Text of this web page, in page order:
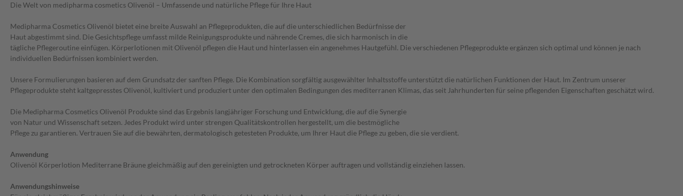
Die Welt von medipharma cosmetics Olivenöl – Umfassende und natürliche Pflege für Ihre Haut
Medipharma Cosmetics Olivenöl bietet eine breite Auswahl an Pflegeprodukten, die auf die unterschiedlichen Bedürfnisse der
Haut abgestimmt sind. Die Gesichtspflege umfasst milde Reinigungsprodukte und nährende Cremes, die sich harmonisch in die
tägliche Pflegeroutine einfügen. Körperlotionen mit Olivenöl pflegen die Haut und hinterlassen ein angenehmes Hautgefühl. Die verschiedenen Pflegeprodukte ergänzen sich optimal und können je nach
individuellen Bedürfnissen kombiniert werden.
Unsere Formulierungen basieren auf dem Grundsatz der sanften Pflege. Die Kombination sorgfältig ausgewählter Inhaltsstoffe unterstützt die natürlichen Funktionen der Haut. Im Zentrum unserer
Pflegeprodukte steht kaltgepresstes Olivenöl, kultiviert und produziert unter den optimalen Bedingungen des mediterranen Klimas, das seit Jahrhunderten für seine pflegenden Eigenschaften geschätzt wird.
Die Medipharma Cosmetics Olivenöl Produkte sind das Ergebnis langjähriger Forschung und Entwicklung, die auf die Synergie
von Natur und Wissenschaft setzen. Jedes Produkt wird unter strengen Qualitätskontrollen hergestellt, um die bestmögliche
Pflege zu garantieren. Vertrauen Sie auf die bewährten, dermatologisch getesteten Produkte, um Ihrer Haut die Pflege zu geben, die sie verdient.
Anwendung
Olivenöl Körperlotion Mediterrane Bräune gleichmäßig auf den gereinigten und getrockneten Körper auftragen und vollständig einziehen lassen.
Anwendungshinweise